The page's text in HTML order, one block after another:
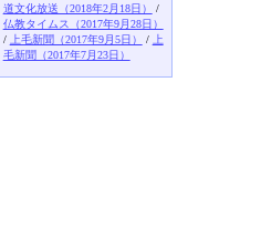
道文化放送（2018年2月18日）
/
仏教タイムス（2017年9月28日）
/
上毛新聞（2017年9月5日） /
上
毛新聞（2017年7月23日）